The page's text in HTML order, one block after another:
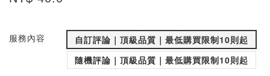
服務內容
自訂評論｜頂級品質｜最低購買限制10則起
隨機評論｜頂級品質｜最低購買限制10則起